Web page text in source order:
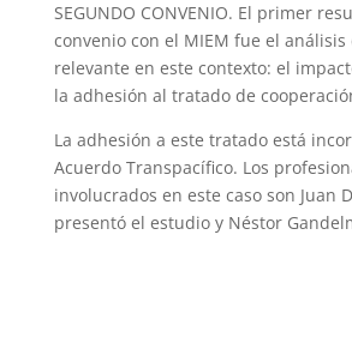
SEGUNDO CONVENIO. El primer
convenio con el MIEM fue el
relevante en este contexto: el
la adhesión al tratado de
La adhesión a este tratado está
Acuerdo Transpacífico. Los
involucrados en este caso son Juan
presentó el estudio y Néstor